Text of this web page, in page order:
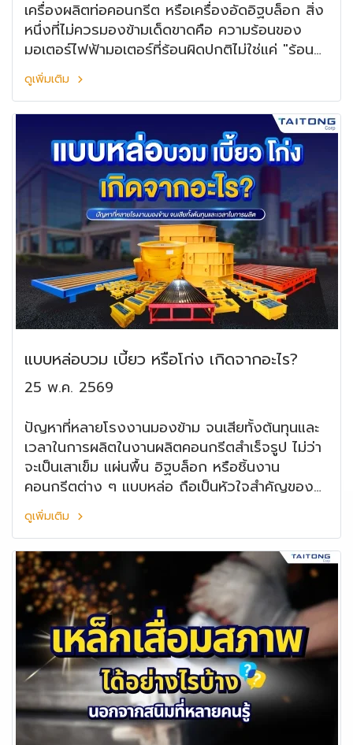
เครื่องผลิตท่อคอนกรีต หรือเครื่องอัดอิฐบล็อก สิ่ง
หนึ่งที่ไม่ควรมองข้ามเด็ดขาดคือ ความร้อนของ
มอเตอร์ไฟฟ้ามอเตอร์ที่ร้อนผิดปกติไม่ใช่แค่ "ร้อน
แล้วก็ผ่าน" แต่คือสัญญาณเตือนว่ากำลังจะเกิด
ปัญหาใหญ่ในไม่ช้า ถ้าปล่อยทิ้งไว้ อาจนำไปสู่
มอเตอร์ไหม้ เครื่องหยุดกลางไลน์ผลิต และค่าซ่อมที่
สูงกว่าการบำรุงรักษาหลายเท่า
ดูเพิ่มเติม
แบบหล่อบวม เบี้ยว หรือโก่ง เกิดจากอะไร?
25 พ.ค. 2569
ปัญหาที่หลายโรงงานมองข้าม จนเสียทั้งต้นทุนและ
เวลาในการผลิตในงานผลิตคอนกรีตสำเร็จรูป ไม่ว่า
จะเป็นเสาเข็ม แผ่นพื้น อิฐบล็อก หรือชิ้นงาน
คอนกรีตต่าง ๆ แบบหล่อ ถือเป็นหัวใจสำคัญของ
คุณภาพการผลิต เพราะหากแบบหล่อเกิดอาการบวม
เบี้ยว หรือโก่ง แม้เพียงเล็กน้อย ก็สามารถทำให้ชิ้น
งานเสียรูป ขนาดคลาดเคลื่อน และสร้างต้นทุนแฝง
ให้กับโรงงานได้ทันที
ดูเพิ่มเติม